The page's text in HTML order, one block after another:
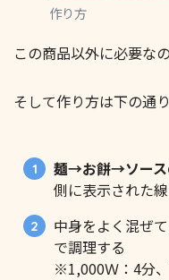
作り方
この商品以外に必要な
そして作り方は下の通り
麺→お餅→ソース
側に表示された
中身をよく混ぜ
で調理する
※1,000Ｗ：4分